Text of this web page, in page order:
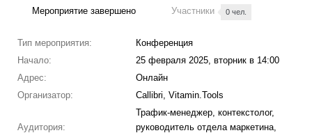
Мероприятие завершено Участники 0 чел.
Тип мероприятия:
Конференция
Начало:
25 февраля 2025, вторник в 14:00
Адрес:
Онлайн
Организатор:
Callibri, Vitamin.Tools
Аудитория:
Трафик-менеджер, контекстолог,
руководитель отдела маркетина,